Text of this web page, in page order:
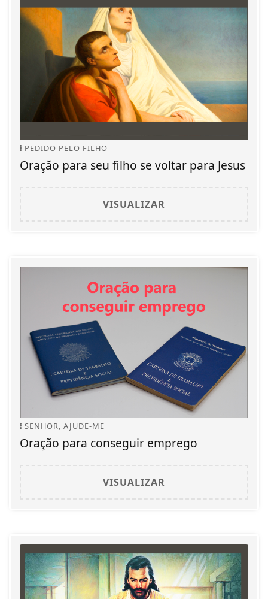
PEDIDO PELO FILHO
Oração para seu filho se voltar para Jesus
VISUALIZAR
SENHOR, AJUDE-ME
Oração para conseguir emprego
VISUALIZAR